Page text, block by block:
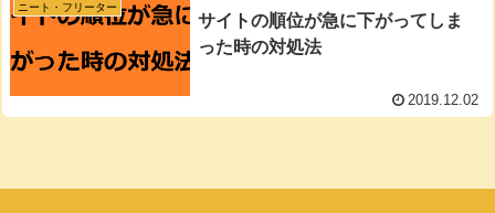
ニート・フリーター
サイトの順位が急に下がってしま
った時の対処法
2019.12.02